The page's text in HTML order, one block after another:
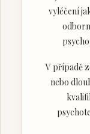
vyléčení
V případě
nebo